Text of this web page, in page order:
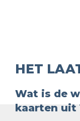
HET
Wat is de
kaarten uit